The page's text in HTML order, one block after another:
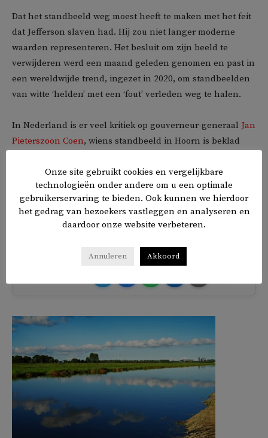
Dat het standbeeld weg moest heeft te maken met het feit
dat Jefferson slaven had. Hij zou niet langer moderne
waarden representeren. Het besluit om zijn beeld te
verwijderen werd een maand geleden genomen en past in
een wereldwijde trend, ingezet in 2020, om standbeelden
van witte ‘helden’ met een ‘fout’ verleden weg te halen.
In Nederland is er veel kritiek op gouverneur-generaal Jan
Pieterszoon Coen, wiens standbeeld in Hoorn is beklad
Leopold IIbeklad, vanwege het koloniale terreurbewind in
Congo. En in de Columbiaanse stad Popayán werd het
standbeeld van de Spaanse veroveraarSebastián de
Belalcázar
neergehaald door inheemse activisten.
Onze site gebruikt cookies en vergelijkbare
technologieën onder andere om u een optimale
gebruikerservaring te bieden. Ook kunnen we hierdoor
het gedrag van bezoekers vastleggen en analyseren en
daardoor onze website verbeteren.
Annuleren Akkoord